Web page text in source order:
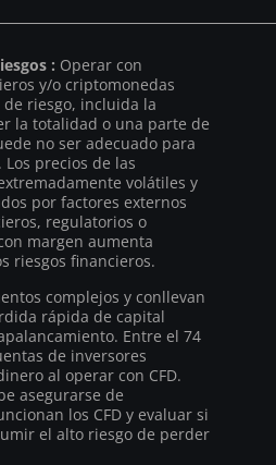
: Operar con
y/o criptomonedas
riesgo, incluida la
la totalidad o una parte de
no ser adecuado para
precios de las
volátiles y
por factores externos
regulatorios o
margen aumenta
riesgos financieros.
complejos y conllevan
rápida de capital
Entre el 74
de inversores
al operar con CFD.
asegurarse de
los CFD y evaluar si
el alto riesgo de perder